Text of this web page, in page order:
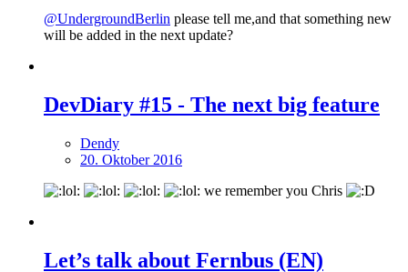
@UndergroundBerlin please tell me,and that something new
will be added in the next update?
DevDiary #15 - The next big feature
Dendy
20. Oktober 2016
we remember you Chris
Let’s talk about Fernbus (EN)